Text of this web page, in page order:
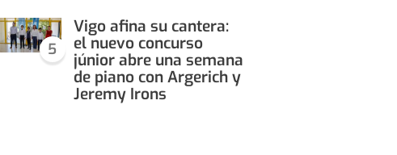
5
Vigo afina su cantera:
el nuevo concurso
júnior abre una semana
de piano con Argerich y
Jeremy Irons